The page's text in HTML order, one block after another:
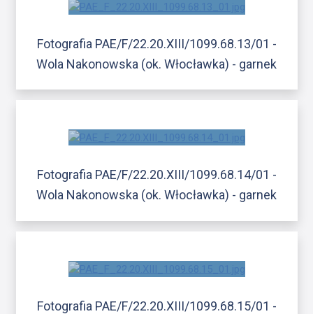
Fotografia PAE/F/22.20.XIII/1099.68.13/01 -
Wola Nakonowska (ok. Włocławka) - garnek
Fotografia PAE/F/22.20.XIII/1099.68.14/01 -
Wola Nakonowska (ok. Włocławka) - garnek
Fotografia PAE/F/22.20.XIII/1099.68.15/01 -